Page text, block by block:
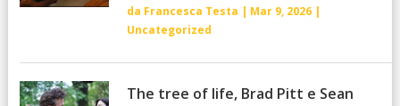
da Francesca Testa | Mar 9, 2026|
Uncategorized
The tree of life, Brad Pitt e Sean